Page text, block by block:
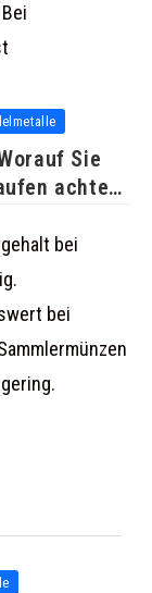
Sie
achten
bei
bei